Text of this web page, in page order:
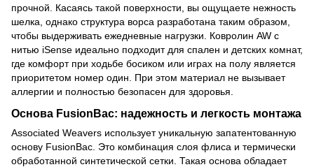
прочной. Касаясь такой поверхности, вы ощущаете нежность
шелка, однако структура ворса разработана таким образом,
чтобы выдерживать ежедневные нагрузки. Ковролин AW с
нитью iSense идеально подходит для спален и детских комнат,
где комфорт при ходьбе босиком или играх на полу является
приоритетом номер один. При этом материал не вызывает
аллергии и полностью безопасен для здоровья.
Основа FusionBac: надежность и легкость монтажа
Associated Weavers использует уникальную запатентованную
основу FusionBac. Это комбинация слоя флиса и термически
обработанной синтетической сетки. Такая основа обладает